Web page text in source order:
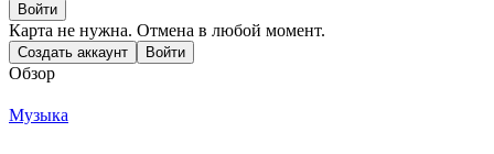
Войти
Карта не нужна. Отмена в любой момент.
Создать аккаунт Войти
Обзор
Музыка